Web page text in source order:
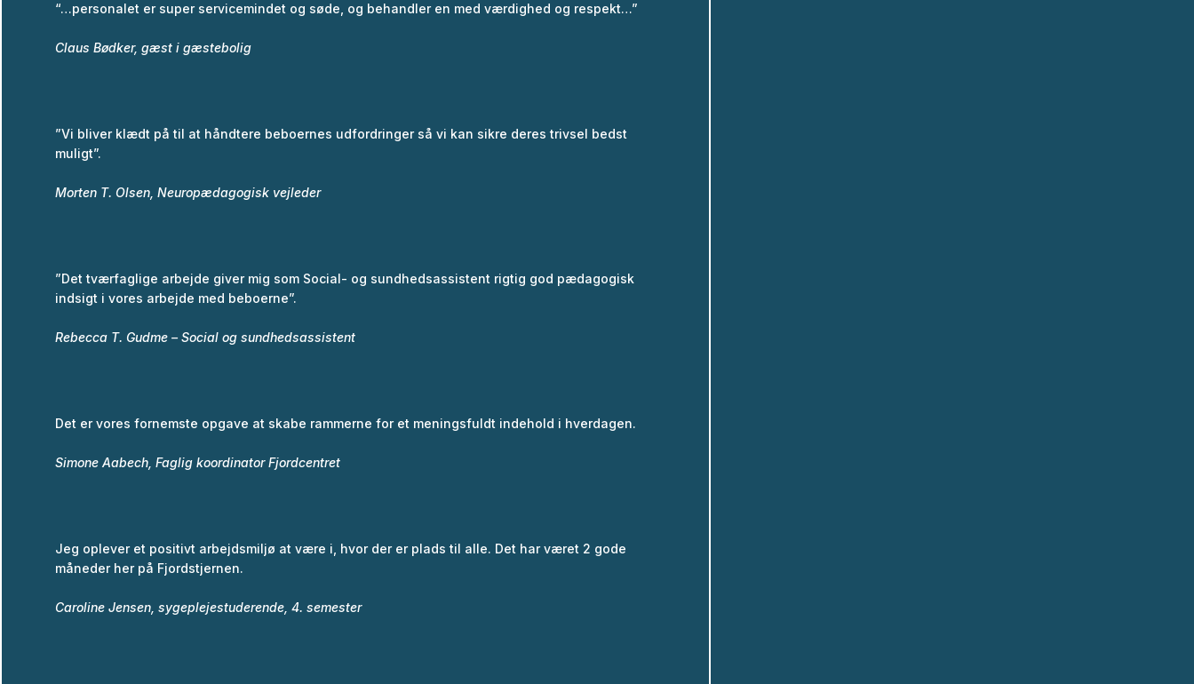
“…personalet er super servicemindet og søde, og behandler en med værdighed og respekt…”
Claus Bødker, gæst i gæstebolig
”Vi bliver klædt på til at håndtere beboernes udfordringer så vi kan sikre deres trivsel bedst
muligt”.
Morten T. Olsen, Neuropædagogisk vejleder
”Det tværfaglige arbejde giver mig som Social- og sundhedsassistent rigtig god pædagogisk
indsigt i vores arbejde med beboerne”.
Rebecca T. Gudme – Social og sundhedsassistent
Det er vores fornemste opgave at skabe rammerne for et meningsfuldt indehold i hverdagen.
Simone Aabech, Faglig koordinator Fjordcentret
Jeg oplever et positivt arbejdsmiljø at være i, hvor der er plads til alle. Det har været 2 gode
måneder her på Fjordstjernen.
Caroline Jensen, sygeplejestuderende, 4. semester